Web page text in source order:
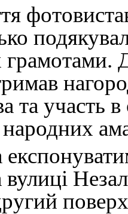
та участь в